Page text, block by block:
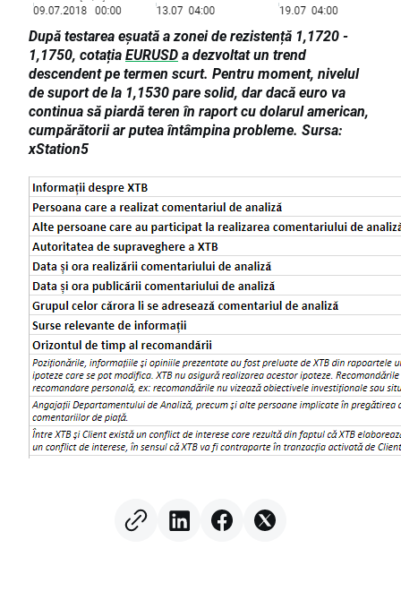
După testarea eșuată a zonei de rezistență 1,1720 -
1,1750, cotațiaEURUSDa dezvoltat un trend
descendent pe termen scurt. Pentru moment, nivelul
de suport de la 1,1530 pare solid, dar dacă euro va
continua să piardă teren în raport cu dolarul american,
cumpărătorii ar putea întâmpina probleme. Sursa:
xStation5